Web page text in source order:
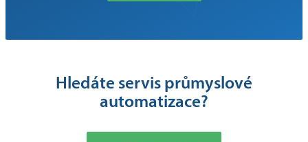
Hledáte servis průmyslové
automatizace?